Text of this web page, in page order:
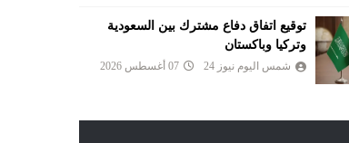
توقيع اتفاق دفاع مشترك بين السعودية
وتركيا وباكستان
شمس اليوم نيوز 24 07 أغسطس 2026